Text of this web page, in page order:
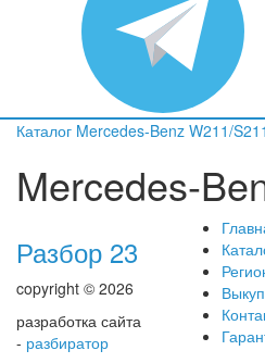
Каталог Mercedes-Benz W211/
Mercedes-
Разбор 23
copyright © 2026
разработка сайта
- разбиратор
Выкуп